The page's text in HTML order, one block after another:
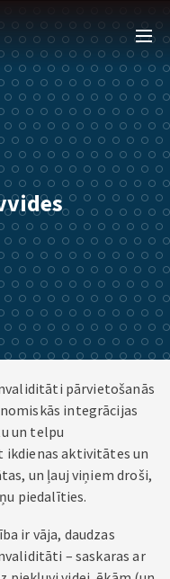
pārvietošanās
integrācijas
un telpu
ikdienas aktivitātes un
un ļauj viņiem droši,
piedalīties.
ir vāja, daudzas
– saskaras ar